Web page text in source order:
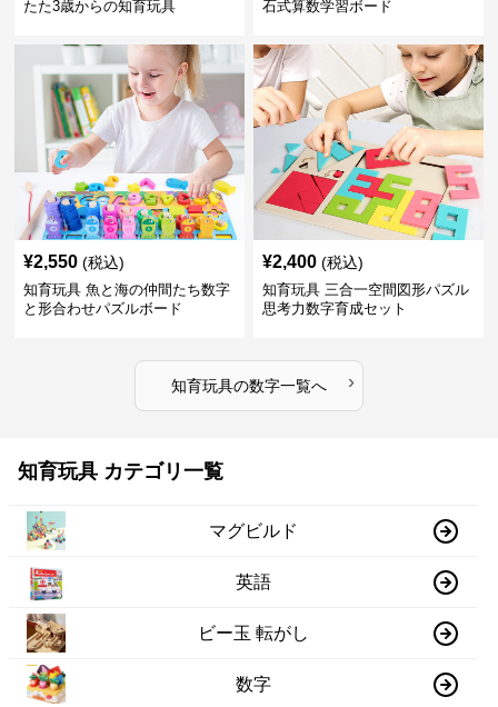
たた3歳からの知育玩具
石式算数学習ボード
¥2,550 (税込)
知育玩具 魚と海の仲間たち数字
と形合わせパズルボード
¥2,400 (税込)
知育玩具 三合一空間図形パズル
思考力数字育成セット
知育玩具の数字一覧へ ›
知育玩具 カテゴリ一覧
マグビルド
英語
ビー玉 転がし
数字